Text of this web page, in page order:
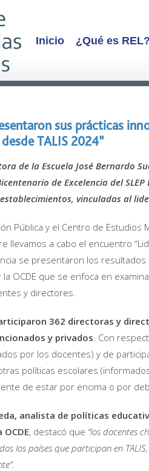
Inicio ¿Qué es REL?
sus prácticas
TALIS 2024”
de la Escuela José Bernardo
de Excelencia del
vinculadas al
Pública y el Centro de Estudios
llevamos a cabo el encuentro
se presentaron los
OCDE que se enfoca en
y directores.
362 directoras y
y privados. Con
por los docentes) y de
políticas escolares
de estar por encima o por
analista de políticas
, destacó que “los docentes
los países que participan en